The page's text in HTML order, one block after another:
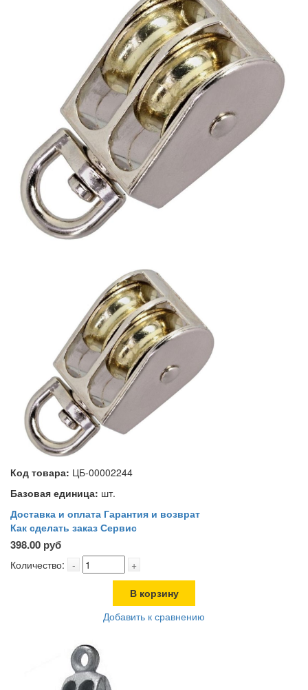
Код товара: ЦБ-00002244
Базовая единица: шт.
Доставка и оплата Гарантия и возврат
Как сделать заказ Сервис
398.00 руб
Количество: - +
В корзину
Добавить к сравнению